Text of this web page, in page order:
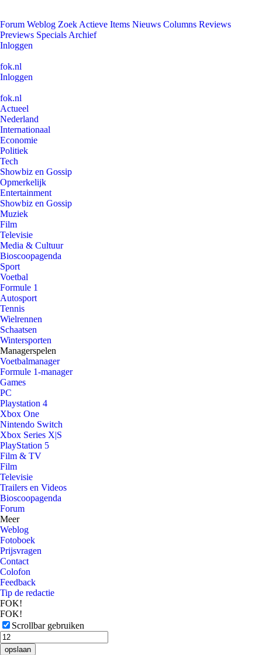
Forum Weblog Zoek Actieve Items Nieuws Columns Reviews
Previews Specials Archief
Inloggen
fok.nl
Inloggen
fok.nl
Actueel
Nederland
Internationaal
Economie
Politiek
Tech
Showbiz en Gossip
Opmerkelijk
Entertainment
Showbiz en Gossip
Muziek
Film
Televisie
Media & Cultuur
Bioscoopagenda
Sport
Voetbal
Formule 1
Autosport
Tennis
Wielrennen
Schaatsen
Wintersporten
Managerspelen
Voetbalmanager
Formule 1-manager
Games
PC
Playstation 4
Xbox One
Nintendo Switch
Xbox Series X|S
PlayStation 5
Film & TV
Film
Televisie
Trailers en Videos
Bioscoopagenda
Forum
Meer
Weblog
Fotoboek
Prijsvragen
Contact
Colofon
Feedback
Tip de redactie
FOK!
FOK!
Scrollbar gebruiken
opslaan